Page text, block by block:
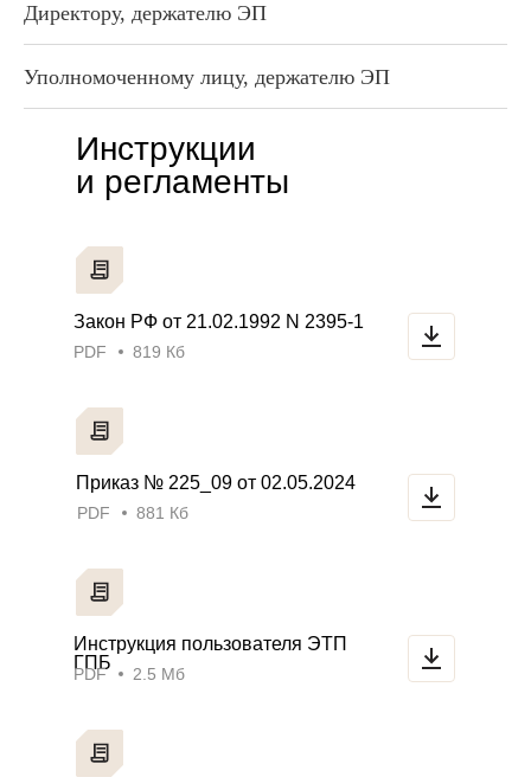
Директору, держателю ЭП
Уполномоченному лицу, держателю ЭП
Инструкции
и регламенты
Закон РФ от 21.02.1992 N 2395-1
PDF 819 Кб
Приказ № 225_09 от 02.05.2024
PDF 881 Кб
Инструкция пользователя ЭТП
ГПБ
PDF 2.5 Мб